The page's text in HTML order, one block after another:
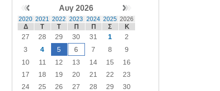
Αυγ 2026
2020 2021 2022 2023 2024 2025 2026
Δ Τ Τ Π Π Σ Κ
27 28 29 30 31 1
2
3
4 5 6 7 8
9
10
11 12 13 14 15
16
17
18 19 20 21 22
23
24
25 26 27 28 29
30